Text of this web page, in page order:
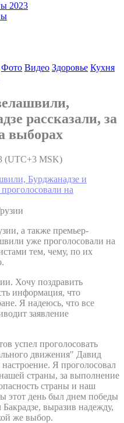
2023
Фото Видео Здоровье Кухня
рассказали, за
выборах
(UTC+3 MSK)
а также премьер-
уже проголосовали на
тем, чему, по их
Хочу поздравить
информация, что
Я надеюсь, что все
заявление
успел проголосовать
движения" Давид
Я проголосовал
страны, за выполнение
страны и наш
этот день был днем победы
выразив надежду,
же выбор.